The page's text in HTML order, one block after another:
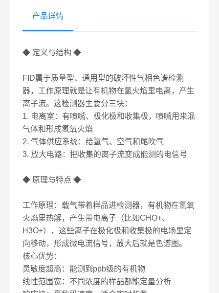
产品详情
◆ 定义与结构 ◆
FID属于质量型、通用型的破坏性气相色谱检测
器，工作原理就是让有机物在氢火焰里电离，产生
离子流。这检测器主要分三块：
1. 电离室：有喷嘴、极化极和收集极，喷嘴用来混
气体和形成氢氧火焰
2. 气体供应系统：给氢气、空气和尾吹气
3. 放大电路：把收集的离子流变成能测的电信号
◆ 原理与特点 ◆
工作原理：载气带着样品进检测器，有机物在氢氧
火焰里热解，产生带电离子（比如CHO+、
H3O+），这些离子在极化极和收集极的电场里定
向移动，形成微电流信号，放大后就是色谱图。
核心优势：
灵敏度超高：能测到ppb级的有机物
线性范围宽：不同浓度的样品都能定量分析